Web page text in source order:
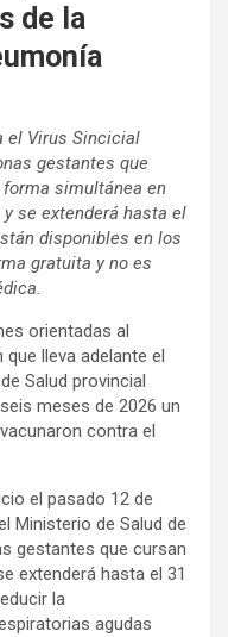
de la
el Virus Sincicial
gestantes que
simultánea en
se extenderá hasta el
disponibles en los
gratuita y no es
orientadas al
lleva adelante el
Salud provincial
meses de 2026 un
contra el
el pasado 12 de
Ministerio de Salud de
gestantes que cursan
extenderá hasta el 31
la
agudas